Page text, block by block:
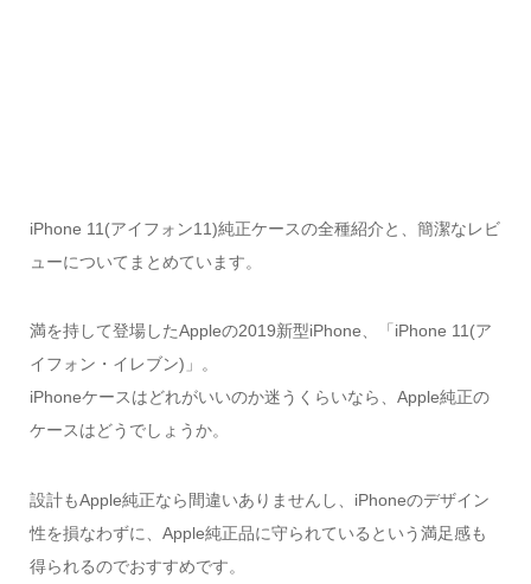
iPhone 11(アイフォン11)純正ケースの全種紹介と、簡潔なレビ
ューについてまとめています。
満を持して登場したAppleの2019新型iPhone、「iPhone 11(ア
イフォン・イレブン)」。
iPhoneケースはどれがいいのか迷うくらいなら、Apple純正の
ケースはどうでしょうか。
設計もApple純正なら間違いありませんし、iPhoneのデザイン
性を損なわずに、Apple純正品に守られているという満足感も
得られるのでおすすめです。